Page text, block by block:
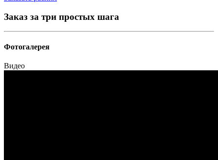
Заказ за три простых шага
Фотогалерея
Видео